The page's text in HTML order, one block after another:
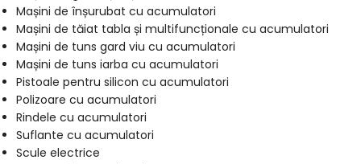
Mașini de înșurubat cu acumulatori
Mașini de tăiat tabla și multifuncționale cu acumulatori
Mașini de tuns gard viu cu acumulatori
Mașini de tuns iarba cu acumulatori
Pistoale pentru silicon cu acumulatori
Polizoare cu acumulatori
Rindele cu acumulatori
Suflante cu acumulatori
Scule electrice